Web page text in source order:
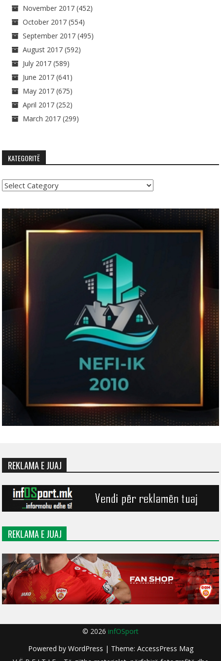
November 2017 (452)
October 2017 (554)
September 2017 (495)
August 2017 (592)
July 2017 (589)
June 2017 (641)
May 2017 (675)
April 2017 (252)
March 2017 (299)
KATEGORITË
Kategoritë
REKLAMA E JUAJ
REKLAMA E JUAJ
© 2026 infOSport
Powered by WordPress | Theme: AccessPress Mag